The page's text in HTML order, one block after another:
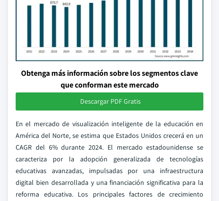
Obtenga más información sobre los segmentos clave
que conforman este mercado
Descargar PDF Gratis
En el mercado de visualización inteligente de la educación en
América del Norte, se estima que Estados Unidos crecerá en un
CAGR del 6% durante 2024. El mercado estadounidense se
caracteriza por la adopción generalizada de tecnologías
educativas avanzadas, impulsadas por una infraestructura
digital bien desarrollada y una financiación significativa para la
reforma educativa. Los principales factores de crecimiento